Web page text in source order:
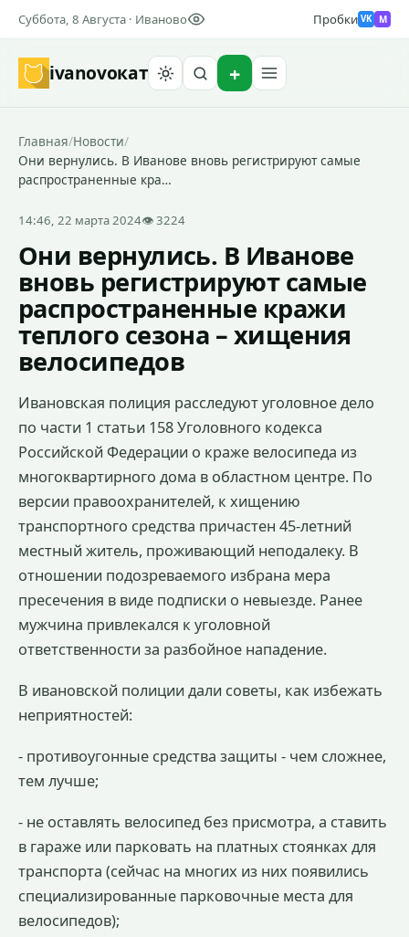
Суббота, 8 Августа · Иваново Пробки VK M
ivanovoкат
Главная/Новости/
Они вернулись. В Иванове вновь регистрируют самые
распространенные кра…
14:46, 22 марта 2024👁 3224
Они вернулись. В Иванове
вновь регистрируют самые
распространенные кражи
теплого сезона – хищения
велосипедов
Ивановская полиция расследуют уголовное дело
по части 1 статьи 158 Уголовного кодекса
Российской Федерации о краже велосипеда из
многоквартирного дома в областном центре. По
версии правоохранителей, к хищению
транспортного средства причастен 45-летний
местный житель, проживающий неподалеку. В
отношении подозреваемого избрана мера
пресечения в виде подписки о невыезде. Ранее
мужчина привлекался к уголовной
ответственности за разбойное нападение.
В ивановской полиции дали советы, как избежать
неприятностей:
- противоугонные средства защиты - чем сложнее,
тем лучше;
- не оставлять велосипед без присмотра, а ставить
в гараже или парковать на платных стоянках для
транспорта (сейчас на многих из них появились
специализированные парковочные места для
велосипедов);